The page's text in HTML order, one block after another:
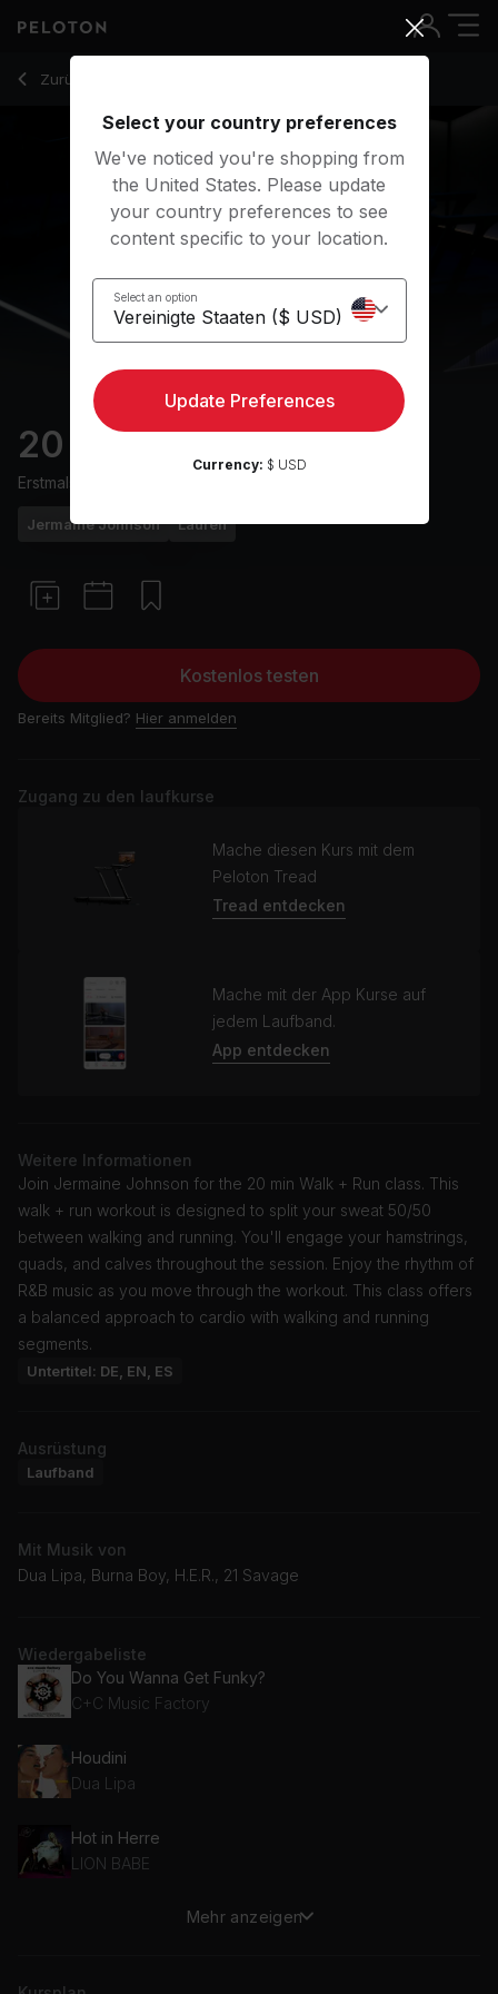
Zurück zu Laufkurse
Zurück
20 min Walk + Run
Erstmals ausgestrahlt am
Jermaine Johnson Laufen
Kostenlos testen
Bereits Mitglied? Hier anmelden
Zugang zu den laufkurse
Mache diesen Kurs mit dem
Peloton Tread
Tread entdecken
Mache mit der App Kurse auf
jedem Laufband.
App entdecken
Weitere Informationen
Join Jermaine Johnson for the 20 min Walk + Run class. This
walk + run workout is designed to split your sweat 50/50
between walking and running. You'll engage your hamstrings,
quads, and calves throughout the session. Enjoy the rhythm of
R&B music as you move through the workout. This class offers
a balanced approach to cardio with walking and running
segments.
Untertitel: DE, EN, ES
Ausrüstung
Laufband
Mit Musik von
Dua Lipa, Burna Boy, H.E.R., 21 Savage
Wiedergabeliste
Do You Wanna Get Funky?
C+C Music Factory
Houdini
Dua Lipa
Hot in Herre
LION BABE
Damage (Joel Corry Remix)
Mehr anzeigen
20 Min Walk + Run with 1-Minute Drills & Pop Music -
Select your country preferences
We've noticed you're shopping from
the United States. Please update
your country preferences to see
content specific to your location.
Select an option
Update Preferences
Currency: $ USD